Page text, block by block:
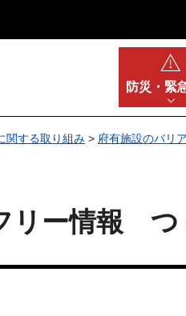
防災・ 緊
関する取り組み > 府有施設のバリ
リー情報 つ